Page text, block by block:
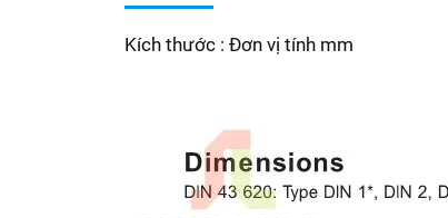
Kích thước : Đơn vị tính mm